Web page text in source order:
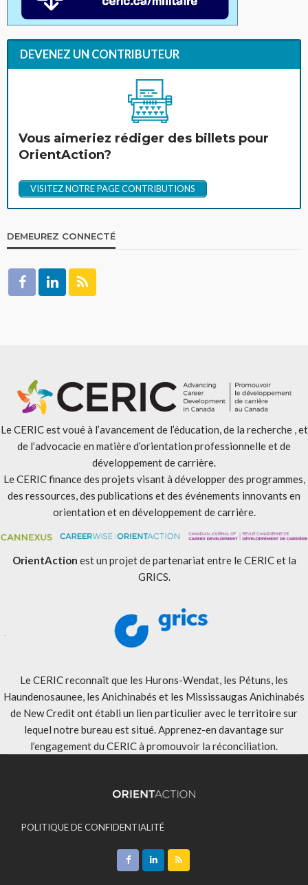
DEVENEZ UN CONTRIBUTEUR
Vous aimeriez rédiger des billets pour
OrientAction?
VISITEZ NOTRE PAGE CONTRIBUTIONS
DEMEUREZ CONNECTÉ
Le CERIC est voué à l’avancement de l’éducation, de la recherche , et
de l’advocacie en matière d’orientation professionnelle et de
développement de carrière.
Le CERIC finance des projets visant à développer des programmes,
des ressources, des publications et des événements innovants en
orientation et en développement de carrière.
OrientAction est un projet de partenariat entre le CERIC et la
GRICS.
Le CERIC reconnaît que les Hurons-Wendat, les Pétuns, les
Haundenosaunee, les Anichinabés et les Mississaugas Anichinabés
de New Credit ont établi un lien particulier avec le territoire sur
lequel notre bureau est situé. Apprenez-en davantage sur
l’engagement du CERIC à promouvoir la réconciliation.
POLITIQUE DE CONFIDENTIALITÉ
ACCEPTATION DES MODALITÉS CONTACT